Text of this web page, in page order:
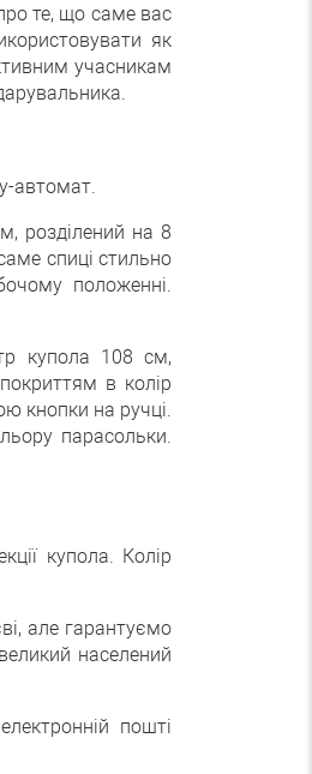
те, що саме вас
як
учасникам
автомат.
розділений на 8
спиці стильно
положенні.
купола 108 см,
в колір
кнопки на ручці.
парасольки.
купола. Колір
але гарантуємо
населений
пошті